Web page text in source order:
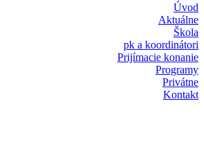
Úvod
Aktuálne
Škola
pk a koordinátori
Prijímacie konanie
Programy
Privátne
Kontakt